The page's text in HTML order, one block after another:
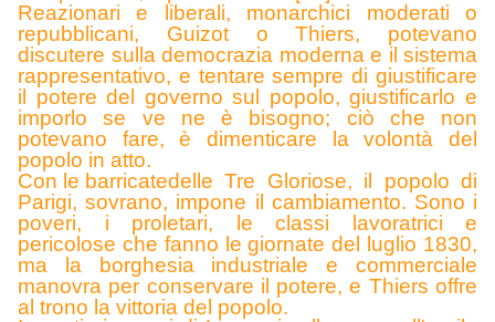
Reazionari e liberali, monarchici moderati o
repubblicani, Guizot o Thiers, potevano
discutere sulla democrazia moderna e il sistema
rappresentativo, e tentare sempre di giustificare
il potere del governo sul popolo, giustificarlo e
imporlo se ve ne è bisogno; ciò che non
potevano fare, è dimenticare la volontà del
popolo in atto.
Con le barricatedelle Tre Gloriose, il popolo di
Parigi, sovrano, impone il cambiamento. Sono i
poveri, i proletari, le classi lavoratrici e
pericolose che fanno le giornate del luglio 1830,
ma la borghesia industriale e commerciale
manovra per conservare il potere, e Thiers offre
al trono la vittoria del popolo.